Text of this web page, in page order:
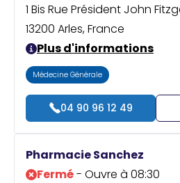
1 Bis Rue Président John
13200 Arles, France
Plus d'informations
Médecine Générale
04 90 96 12 49
Pharmacie Sanchez
Fermé- Ouvre à 08:30